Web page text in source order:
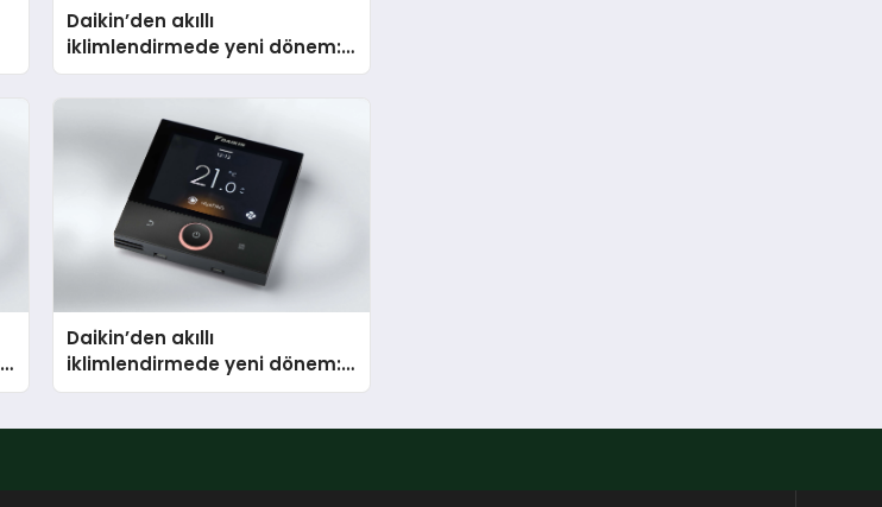
Daikin’den akıllı
iklimlendirmede yeni dönem:
Madoka Plus Türkiye’de
Daikin’den akıllı
iklimlendirmede yeni dönem:
Madoka Plus Türkiye’de